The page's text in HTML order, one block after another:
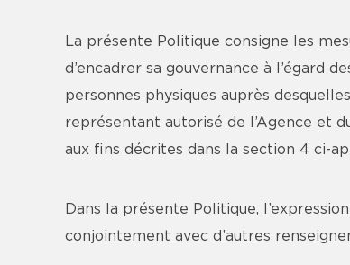
La présente Politique consigne les
d’encadrer sa gouvernance à l’égard
personnes physiques auprès
représentant autorisé de l’Agence et
aux fins décrites dans la section 4 ci-
Dans la présente Politique,
conjointement avec d’autres